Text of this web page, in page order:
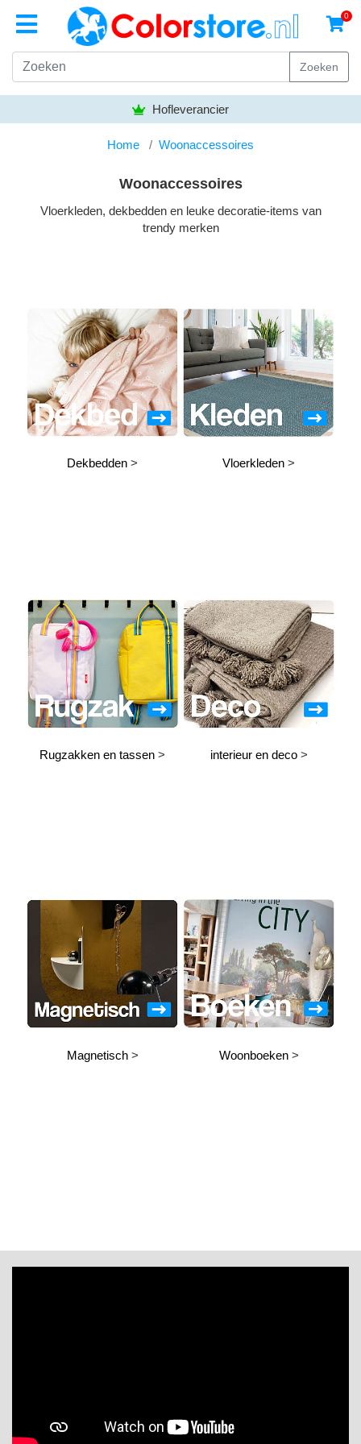
0
Zoeken
Hofleverancier
Home Woonaccessoires
Woonaccessoires
Vloerkleden, dekbedden en leuke decoratie-items van
trendy merken
Dekbedden > Vloerkleden >
Rugzakken en tassen > interieur en deco>
Magnetisch > Woonboeken>